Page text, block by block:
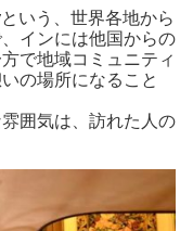
という、世界各地から
インには他国からの
で地域コミュニティ
の場所になること
囲気は、訪れた人の